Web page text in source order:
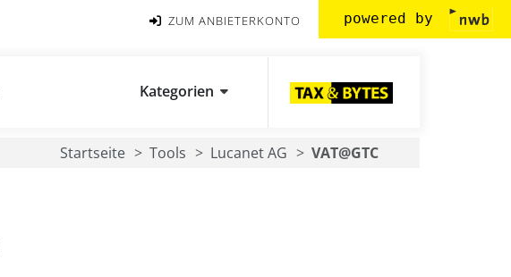
ZUM ANBIETERKONTO powered by
Kategorien
Startseite Tools Lucanet AG VAT@GTC